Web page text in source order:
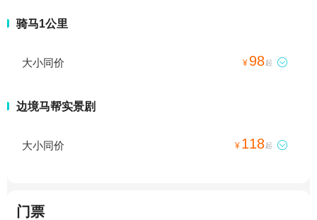
骑马1公里
大小同价 ¥ 98起 
边境马帮实景剧
大小同价 ¥ 118起 
门票